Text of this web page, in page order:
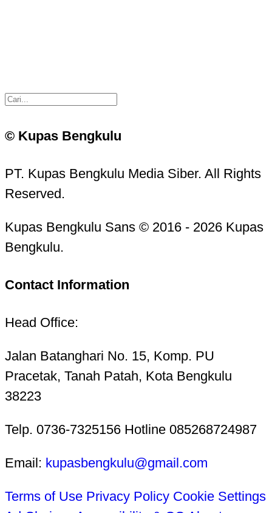
© Kupas Bengkulu
PT. Kupas Bengkulu Media Siber. All Rights
Reserved.
Kupas Bengkulu Sans © 2016 - 2026 Kupas
Bengkulu.
Contact Information
Head Office:
Jalan Batanghari No. 15, Komp. PU
Pracetak, Tanah Patah, Kota Bengkulu
38223
Telp. 0736-7325156 Hotline 085268724987
Email: kupasbengkulu@gmail.com
Terms of Use Privacy Policy Cookie Settings